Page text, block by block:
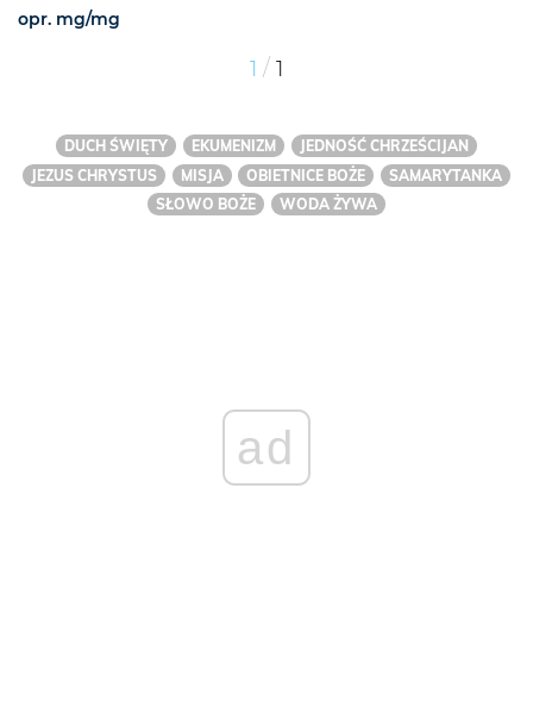
opr. mg/mg
1 / 1
DUCH ŚWIĘTY EKUMENIZM
JEDNOŚĆ CHRZEŚCIJAN
JEZUS CHRYSTUS
MISJA OBIETNICE BOŻE
SAMARYTANKA
SŁOWO BOŻE
WODA ŻYWA
ad